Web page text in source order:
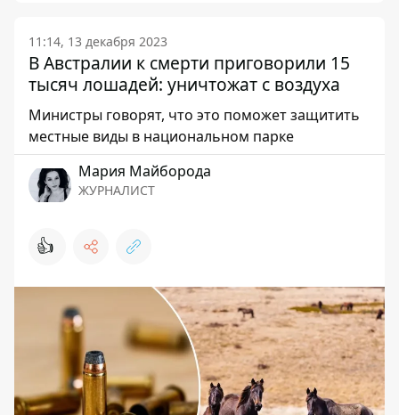
11:14, 13 декабря 2023
В Австралии к смерти приговорили 15
тысяч лошадей: уничтожат с воздуха
Министры говорят, что это поможет защитить
местные виды в национальном парке
Мария Майборода
ЖУРНАЛИСТ
👍